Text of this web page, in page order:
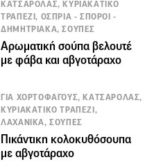
ΚΑΤΣΑΡΟΛΑΣ, ΚΥΡΙΑΚΑΤΙΚΟ
ΤΡΑΠΕΖΙ, ΟΣΠΡΙΑ - ΣΠΟΡΟΙ -
ΔΗΜΗΤΡΙΑΚΑ, ΣΟΥΠΕΣ
Αρωματική σούπα βελουτέ
με φάβα και αβγοτάραχο
ΓΙΑ ΧΟΡΤΟΦΑΓΟΥΣ, ΚΑΤΣΑΡΟΛΑΣ,
ΚΥΡΙΑΚΑΤΙΚΟ ΤΡΑΠΕΖΙ,
ΛΑΧΑΝΙΚΑ, ΣΟΥΠΕΣ
Πικάντικη κολοκυθόσουπα
με αβγοτάραχο